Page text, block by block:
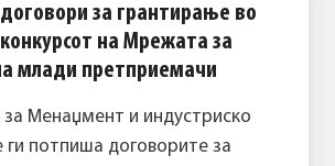
за грантирање во
на Мрежата за
млади претприемачи
за Менаџмент и индустриско
ги потпиша договорите за